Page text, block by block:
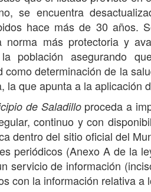
se encuentra
hace más de 30 años.
norma más protectoria y
población asegurando
determinación de la
la que apunta a la aplicación
de Saladilloproceda a
continuo y con
dentro del sitio oficial del
periódicos (Anexo A de la
servicio de información
con la información relativa